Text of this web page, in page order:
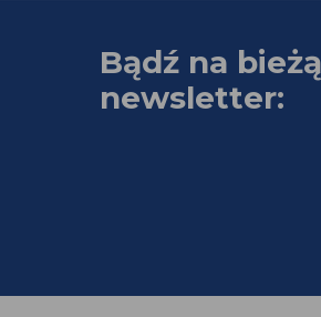
Bądź na
newsletter: